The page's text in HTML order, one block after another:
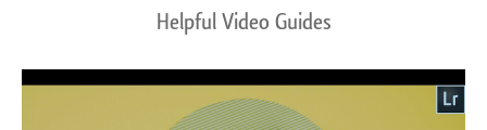
Helpful Video Guides